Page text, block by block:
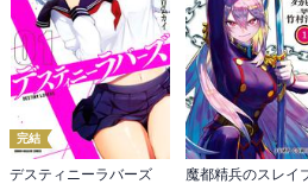
完結
デスティニーラバーズ